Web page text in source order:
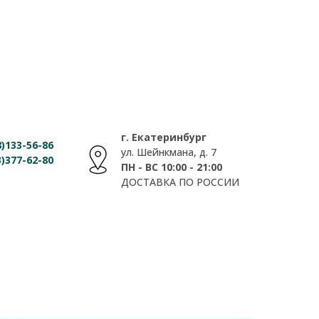
56-86
62-80
г. Екатеринбург
ул. Шейнкмана, д. 7
ПН - ВС 10:00 - 21:00
ДОСТАВКА ПО РОССИИ